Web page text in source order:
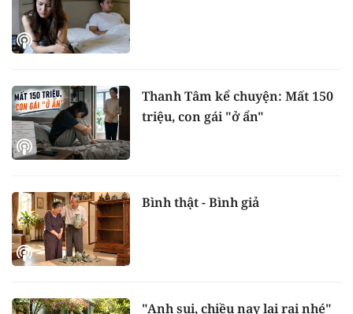
Thanh Tâm kể chuyện: Mất 150
triệu, con gái "ở ẩn"
Bình thật - Bình giả
"Anh sui, chiều nay lai rai nhé"